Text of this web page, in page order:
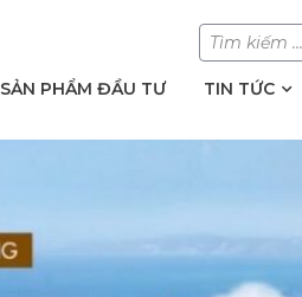
SẢN PHẨM ĐẦU TƯ TIN TỨC